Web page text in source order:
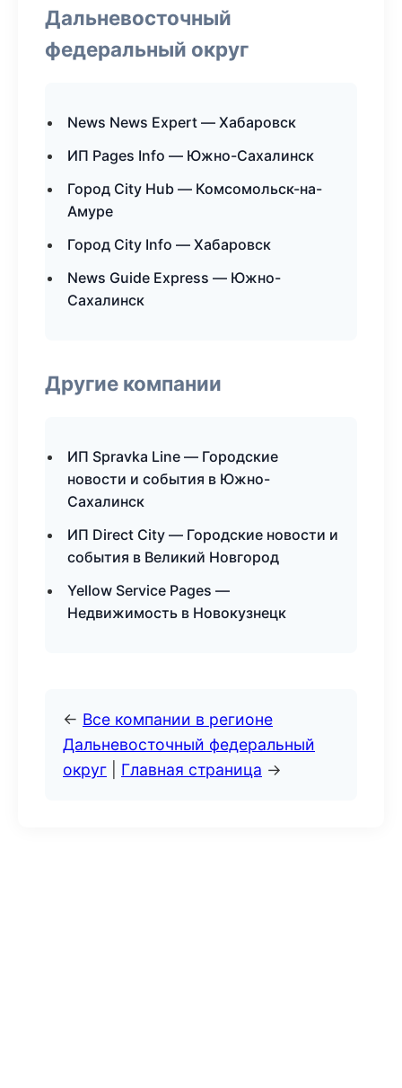
Дальневосточный
федеральный округ
News News Expert — Хабаровск
ИП Pages Info — Южно-Сахалинск
Город City Hub — Комсомольск-на-
Амуре
Город City Info — Хабаровск
News Guide Express — Южно-
Сахалинск
Другие компании
ИП Spravka Line — Городские
новости и события в Южно-
Сахалинск
ИП Direct City — Городские новости и
события в Великий Новгород
Yellow Service Pages —
Недвижимость в Новокузнецк
← Все компании в регионе
Дальневосточный федеральный
округ
Главная страница →